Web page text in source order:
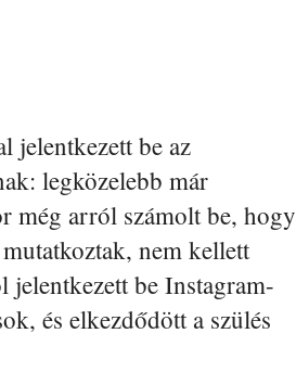
jelentkezett be az
legközelebb már
még arról számolt be, hogy
nem kellett
jelentkezett be Instagram-
és elkezdődött a szülés